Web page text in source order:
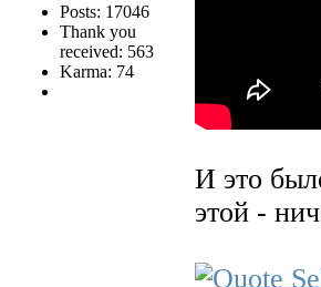
Posts: 17046
Thank you
received: 563
Karma: 74
И это
этой -